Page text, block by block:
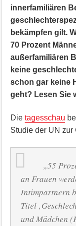
innerfamiliären
bekämpfen gilt.
70 Prozent
außerfamiliären
keine
schon gar keine
geht? Lesen Sie
Die tagesschau
Studie der UN zur
„55
an Frauen
Intimpartnern
Titel
und Mädchen